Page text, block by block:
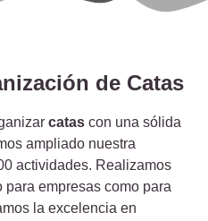
de Catas
catas con una sólida
ampliado nuestra
actividades. Realizamos
empresas como para
la excelencia en